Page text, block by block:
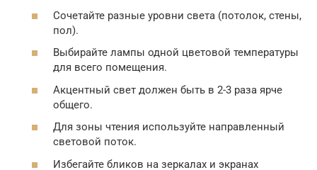
Сочетайте разные уровни света (потолок, стены,
пол).
Выбирайте лампы одной цветовой температуры
для всего помещения.
Акцентный свет должен быть в 2-3 раза ярче
общего.
Для зоны чтения используйте направленный
световой поток.
Избегайте бликов на зеркалах и экранах